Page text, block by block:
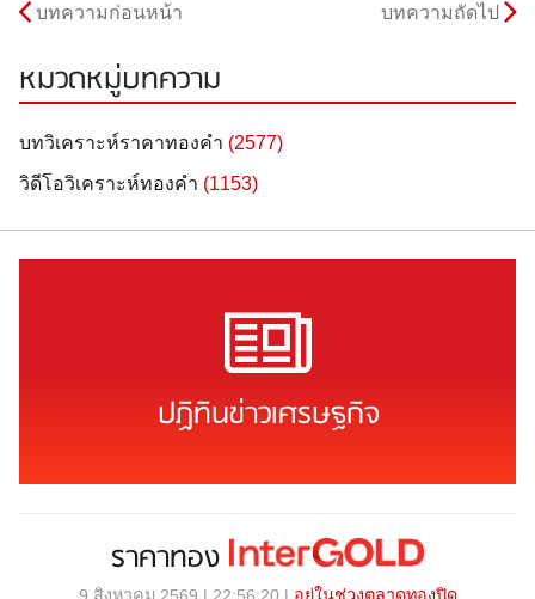
บทความก่อนหน้า บทความถัดไป
หมวดหมู่บทความ
บทวิเคราะห์ราคาทองคำ (2577)
วิดีโอวิเคราะห์ทองคำ (1153)
ปฏิทินข่าวเศรษฐกิจ
ราคาทอง
9 สิงหาคม 2569 | 22:56:20 | อยู่ในช่วงตลาดทองปิด